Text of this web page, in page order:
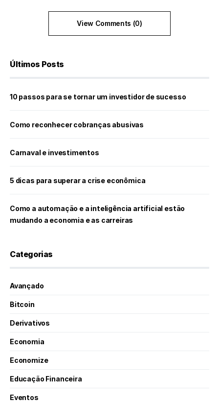
View Comments (0)
Últimos Posts
10 passos para se tornar um investidor de sucesso
Como reconhecer cobranças abusivas
Carnaval e investimentos
5 dicas para superar a crise econômica
Como a automação e a inteligência artificial estão
mudando a economia e as carreiras
Categorias
Avançado
Bitcoin
Derivativos
Economia
Economize
Educação Financeira
Eventos